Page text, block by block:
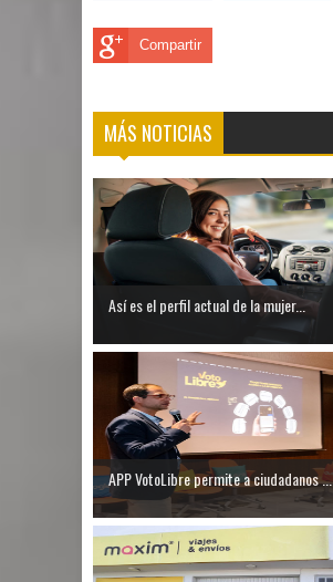
Compartir
MÁS NOTICIAS
Así es el perfil actual de la mujer...
APP VotoLibre permite a ciudadanos ...